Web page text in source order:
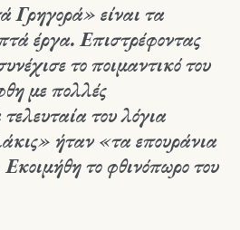
Γρηγορά» είναι τα
έργα. Επιστρέφοντας
το ποιμαντικό του
με πολλές
του λόγια
ήταν «τα επουράνια
το φθινόπωρο του